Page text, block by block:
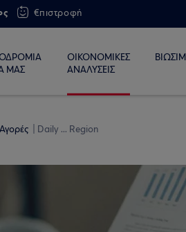
€πιστροφή
ΜΑΣ
ΟΙΚΟΝΟΜΙΚΕΣ
ΑΝΑΛΥΣΕΙΣ
Daily ... Region